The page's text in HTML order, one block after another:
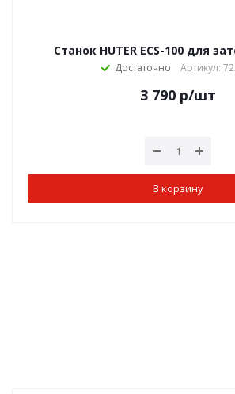
Станок HUTER ECS-100 для
Достаточно Артикул:
3 790 р/шт
В корзину